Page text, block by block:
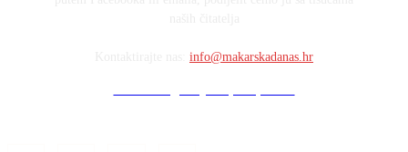
info@makarskadanas.hr